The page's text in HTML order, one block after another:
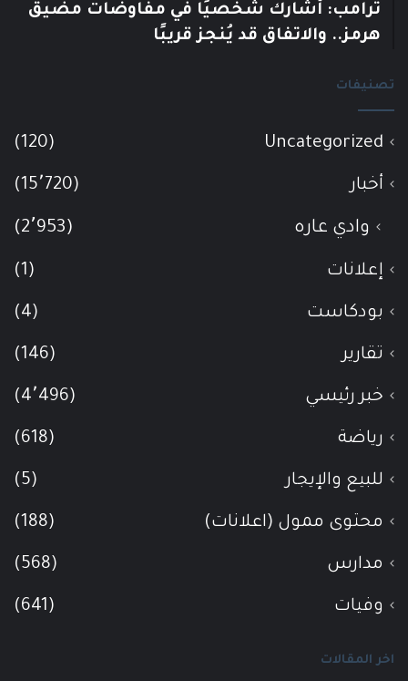
ترامب: أشارك شخصيًا في مفاوضات مضيق
هرمز.. والاتفاق قد يُنجز قريبًا
تصنيفات
Uncategorized
(120)
أخبار (15٬720)
وادي عاره (2٬953)
إعلانات (1)
بودكاست (4)
تقارير (146)
خبر رئيسي (4٬496)
رياضة (618)
للبيع والإيجار (5)
محتوى ممول (اعلانات) (188)
مدارس (568)
وفيات (641)
اخر المقالات